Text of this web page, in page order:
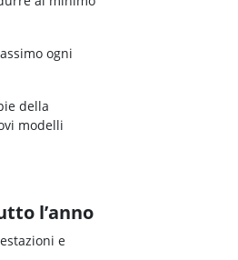
ogni
della
modelli
l’anno
e